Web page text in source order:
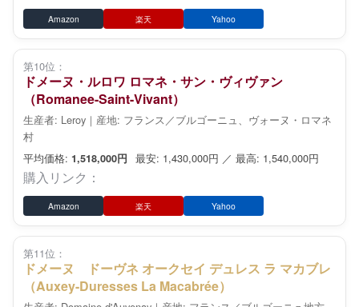
Amazon 楽天 Yahoo
第10位：
ドメーヌ・ルロワ ロマネ・サン・ヴィヴァン
（Romanee-Saint-Vivant）
生産者: Leroy｜産地: フランス／ブルゴーニュ、ヴォーヌ・ロマネ
村
平均価格: 1,518,000円 最安: 1,430,000円 ／ 最高: 1,540,000円
購入リンク：
Amazon 楽天 Yahoo
第11位：
ドメーヌ ドーヴネ オークセイ デュレス ラ マカブレ
（Auxey-Duresses La Macabrée）